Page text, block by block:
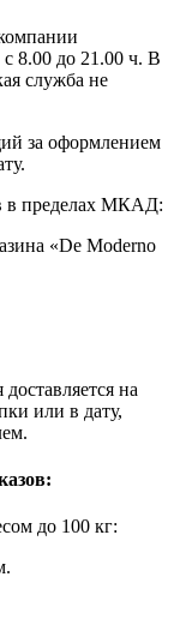
с 8.00 до 21.00 ч. В
служба не
за оформлением
в пределах МКАД:
«De Moderno
на
или в дату,
до 100 кг: